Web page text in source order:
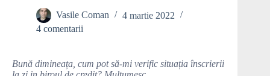
Vasile Coman
4 martie 2022
4 comentarii
Bună dimineața, cum pot să-mi verific situația înscrierii